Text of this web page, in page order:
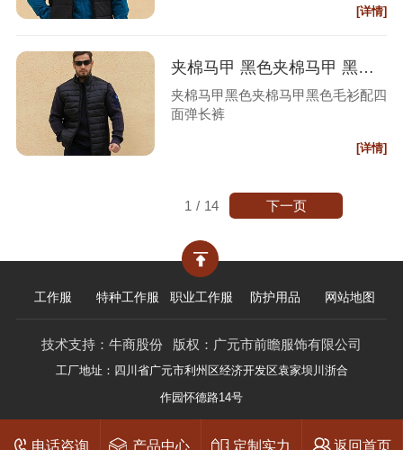
[详情]
夹棉马甲 黑色夹棉马甲 黑色毛衫 配四面弹长裤
夹棉马甲黑色夹棉马甲黑色毛衫配四
面弹长裤
[详情]
1 / 14 下一页
工作服 特种工作服 职业工作服 防护用品 网站地图
技术支持： 牛商股份 版权：广元市前瞻服饰有限公司
工厂地址：四川省广元市利州区经济开发区袁家坝川浙合
作园怀德路14号
电话咨询 产品中心 定制实力 返回首页